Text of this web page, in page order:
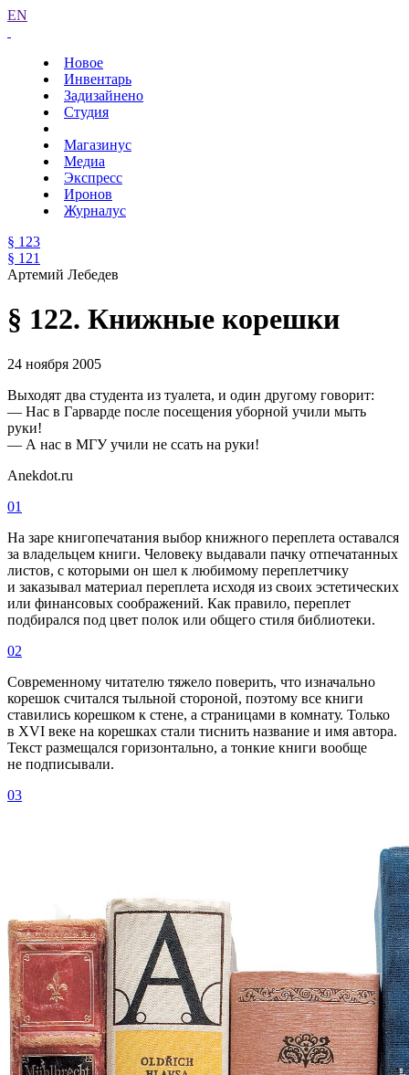
EN
Новое
Инвентарь
Задизайнено
Студия
Магазинус
Медиа
Экспресс
Иронов
Журналус
§ 123
§ 121
Артемий Лебедев
§ 122. Книжные корешки
24 ноября 2005
Выходят два студента из туалета, и один другому говорит:
— Нас в Гарварде после посещения уборной учили мыть
руки!
— А нас в МГУ учили не ссать на руки!
Anekdot.ru
01
На заре книгопечатания выбор книжного переплета оставался
за владельцем книги. Человеку выдавали пачку отпечатанных
листов, с которыми он шел к любимому переплетчику
и заказывал материал переплета исходя из своих эстетических
или финансовых соображений. Как правило, переплет
подбирался под цвет полок или общего стиля библиотеки.
02
Современному читателю тяжело поверить, что изначально
корешок считался тыльной стороной, поэтому все книги
ставились корешком к стене, а страницами в комнату. Только
в XVI веке на корешках стали тиснить название и имя автора.
Текст размещался горизонтально, а тонкие книги вообще
не подписывали.
03